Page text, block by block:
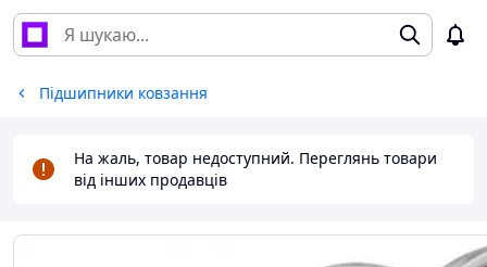
Підшипники ковзання
На жаль, товар недоступний. Переглянь товари
від інших продавців